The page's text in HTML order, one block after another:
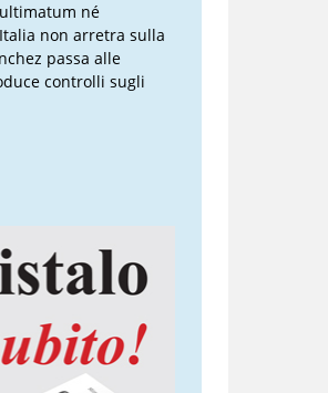
né
non arretra sulla
passa alle
controlli sugli